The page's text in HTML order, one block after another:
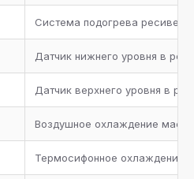
с теплоизоляцией, реле
для дренажа и сброса
с теплоизоляцией
рама
давления
теплоизоляцией
Система подогрева ресивера
Датчик нижнего уровня в
Датчик верхнего уровня в
Воздушное охлаждение масла
Термосифонное охлаждение